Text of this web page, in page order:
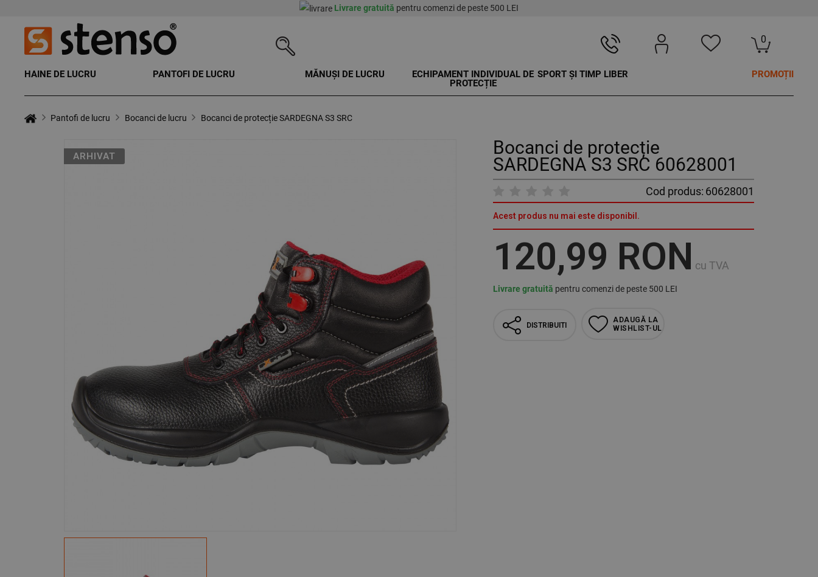
Livrare gratuită pentru comenzi de peste 500 LEI
0
HAINE DE LUCRU PANTOFI DE LUCRU MĂNUȘI DE LUCRU
ECHIPAMENT INDIVIDUAL DE
PROTECȚIE
SPORT ȘI TIMP LIBER PROMOȚII
Pantofi de lucru Bocanci de lucru Bocanci de protecție SARDEGNA S3 SRC
ARHIVAT
Bocanci de protecție
SARDEGNA S3 SRC 60628001
Cod produs: 60628001
Acest produs nu mai este disponibil.
120,99 RON cu TVA
Livrare gratuită pentru comenzi de peste 500 LEI
DISTRIBUITI
ADAUGĂ LA
WISHLIST-UL